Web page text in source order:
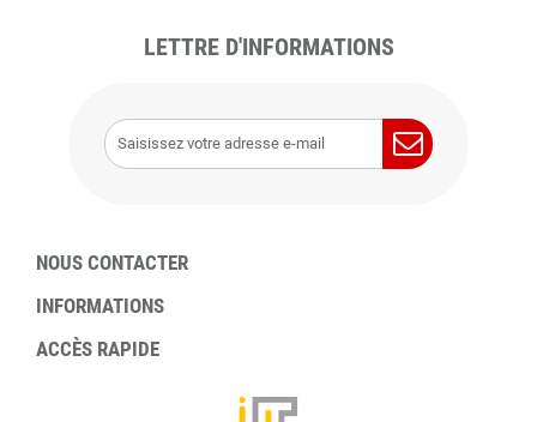
LETTRE D'INFORMATIONS
NOUS CONTACTER
INFORMATIONS
ACCÈS RAPIDE